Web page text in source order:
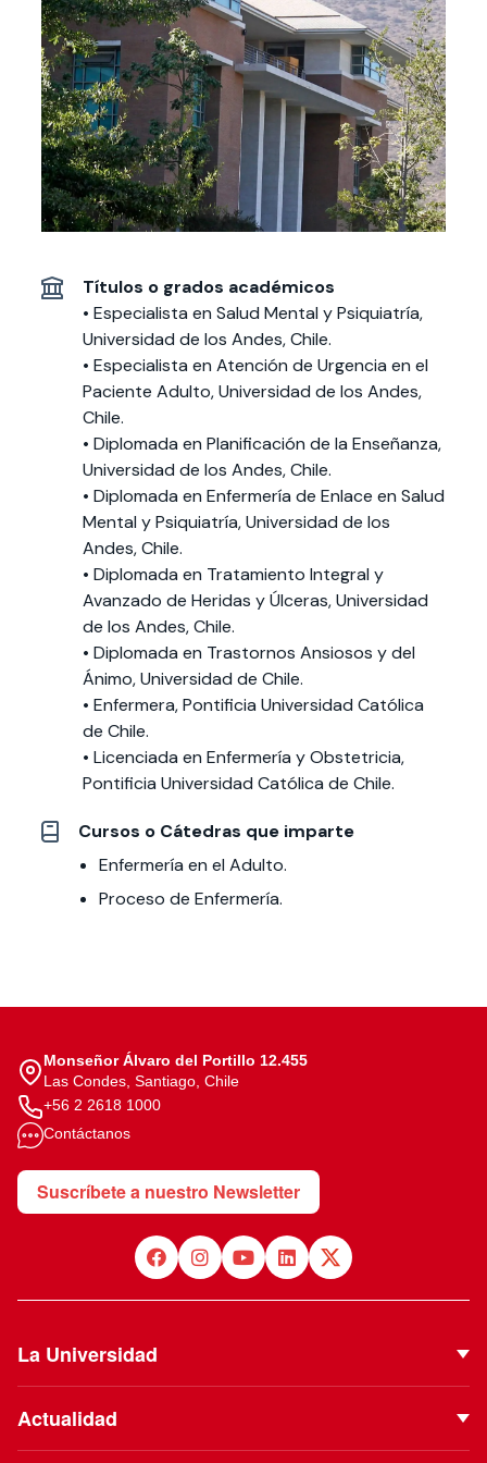
cursos
Especialidades y
estadías
Te puede
interesar:
International
students
Facultades
interesar:
2025
vinculación con la
sociedad
Extensión Cultural
Te puede interesar:Filantropía y Donaciones
intercambio
Servicios y apoyos
Te puede
interesar:
Explora el campus
Uandes
Noticias
estudiantiles
Títulos o grados académicos
• Especialista en Salud Mental y Psiquiatría,
Universidad de los Andes, Chile.
• Especialista en Atención de Urgencia en el
Paciente Adulto, Universidad de los Andes,
Chile.
• Diplomada en Planificación de la Enseñanza,
Universidad de los Andes, Chile.
• Diplomada en Enfermería de Enlace en Salud
Mental y Psiquiatría, Universidad de los
Andes, Chile.
• Diplomada en Tratamiento Integral y
Avanzado de Heridas y Úlceras, Universidad
de los Andes, Chile.
• Diplomada en Trastornos Ansiosos y del
Ánimo, Universidad de Chile.
• Enfermera, Pontificia Universidad Católica
de Chile.
• Licenciada en Enfermería y Obstetricia,
Pontificia Universidad Católica de Chile.
Cursos o Cátedras que imparte
Enfermería en el Adulto.
Proceso de Enfermería.
Monseñor Álvaro del Portillo 12.455
Las Condes, Santiago, Chile
+56 2 2618 1000
Contáctanos
Suscríbete a nuestro Newsletter
La Universidad
Actualidad